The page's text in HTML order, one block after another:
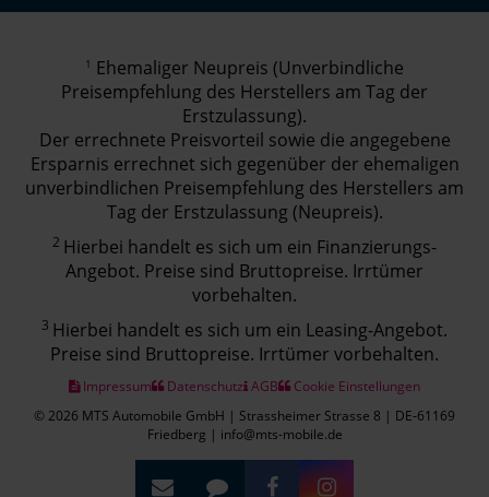
1 Ehemaliger Neupreis (Unverbindliche
Preisempfehlung des Herstellers am Tag der
Erstzulassung).
Der errechnete Preisvorteil sowie die angegebene
Ersparnis errechnet sich gegenüber der ehemaligen
unverbindlichen Preisempfehlung des Herstellers am
Tag der Erstzulassung (Neupreis).
2 Hierbei handelt es sich um ein Finanzierungs-
Angebot. Preise sind Bruttopreise. Irrtümer
vorbehalten.
3 Hierbei handelt es sich um ein Leasing-Angebot.
Preise sind Bruttopreise. Irrtümer vorbehalten.
Impressum Datenschutz AGB
Cookie Einstellungen
© 2026 MTS Automobile GmbH | Strassheimer Strasse 8 | DE-61169
Friedberg | info@mts-mobile.de